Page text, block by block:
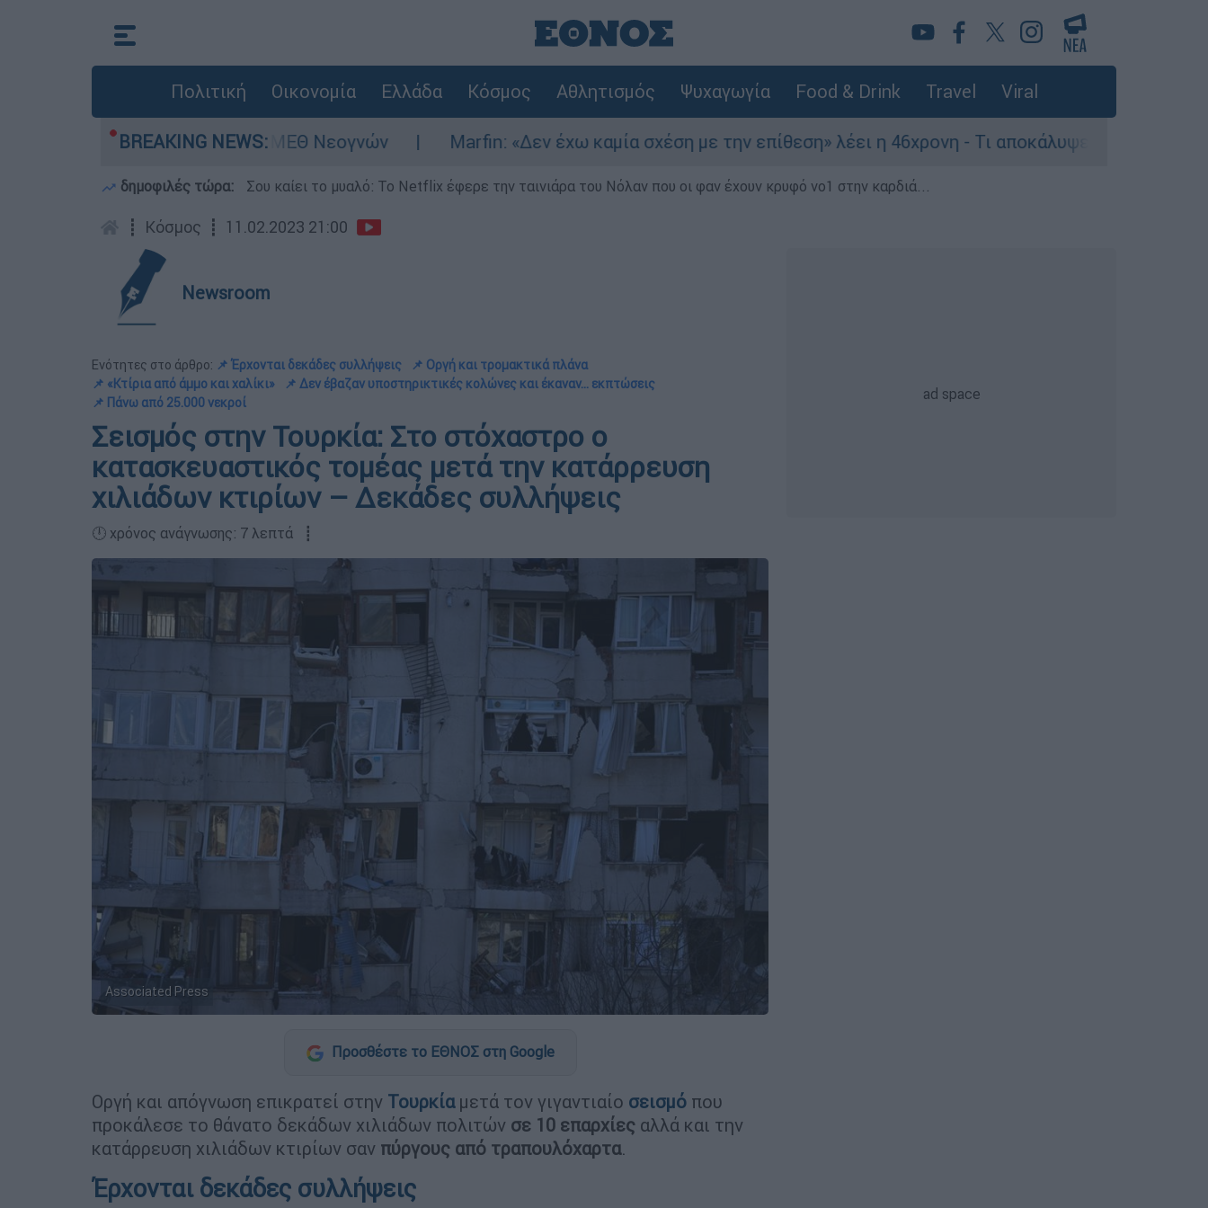
Πολιτική Οικονομία Ελλάδα Κόσμος Αθλητισμός Ψυχαγωγία Food & Drink Travel Viral
BREAKING NEWS:
στη ΜΕΘ Νεογνών Marfin: «Δεν έχω καμία σχέση με την επίθεση» λέει η 46χρονη - Τι αποκάλυψε στους αστυνομικούς
δημοφιλές τώρα: Σου καίει το μυαλό: Το Netflix έφερε την ταινιάρα του Νόλαν που οι φαν έχουν κρυφό νο1 στην καρδιά...
┋ Κόσμος ┋ 11.02.2023 21:00
Newsroom
Ενότητες στο άρθρο: 📌 Έρχονται δεκάδες συλλήψεις
📌 Οργή και τρομακτικά πλάνα
📌 «Κτίρια από άμμο και χαλίκι»
📌 Δεν έβαζαν υποστηρικτικές κολώνες και έκαναν... εκπτώσεις
📌 Πάνω από 25.000 νεκροί
Σεισμός στην Τουρκία: Στο στόχαστρο ο
κατασκευαστικός τομέας μετά την κατάρρευση
χιλιάδων κτιρίων – Δεκάδες συλλήψεις
🕛 χρόνος ανάγνωσης: 7 λεπτά ┋
Associated Press
Προσθέστε το ΕΘΝΟΣ στη Google
Οργή και απόγνωση επικρατεί στην Τουρκία μετά τον γιγαντιαίο σεισμό που
προκάλεσε το θάνατο δεκάδων χιλιάδων πολιτών σε 10 επαρχίες αλλά και την
κατάρρευση χιλιάδων κτιρίων σαν πύργους από τραπουλόχαρτα.
Έρχονται δεκάδες συλλήψεις